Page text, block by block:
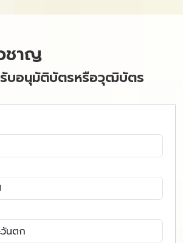
ชาญ
บอนุมัติบัตรหรือวุฒิบัตร